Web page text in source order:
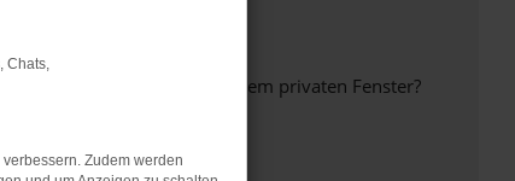
Browser oder in einem privaten Fenster?
Chats,
Zudem werden